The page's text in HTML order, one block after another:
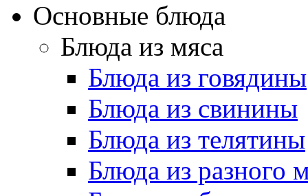
Основные блюда
Блюда из мяса
Блюда из говядины
Блюда из свинины
Блюда из телятины
Блюда из разного